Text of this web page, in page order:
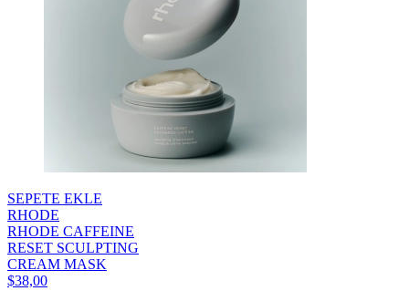
SEPETE EKLE
RHODE
RHODE CAFFEINE
RESET SCULPTING
CREAM MASK
$38,00